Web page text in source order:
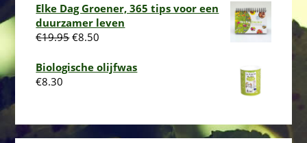
Elke Dag Groener, 365 tips voor een
duurzamer leven
€19.95Oorspronkelijke
was:
€8.50
is:
Biologische olijfwas
€8.30